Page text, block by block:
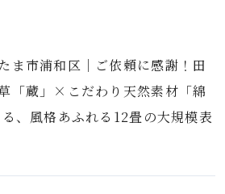
ま市浦和区｜ご依頼に感謝！田
「蔵」×こだわり天然素材「綿
、風格あふれる12畳の大規模表